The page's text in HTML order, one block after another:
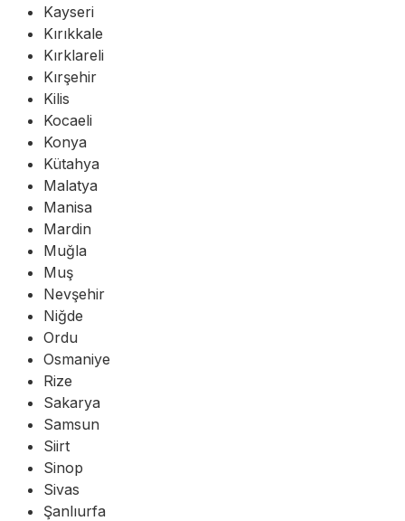
Kayseri
Kırıkkale
Kırklareli
Kırşehir
Kilis
Kocaeli
Konya
Kütahya
Malatya
Manisa
Mardin
Muğla
Muş
Nevşehir
Niğde
Ordu
Osmaniye
Rize
Sakarya
Samsun
Siirt
Sinop
Sivas
Şanlıurfa